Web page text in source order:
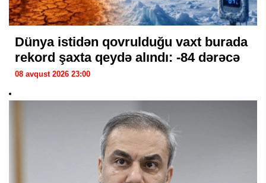
Dünya istidən qovrulduğu vaxt burada
rekord şaxta qeydə alındı: -84 dərəcə
08 avqust 2026 23:00